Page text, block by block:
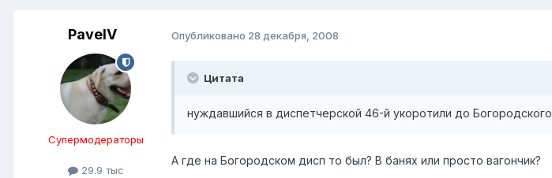
PavelV
Супермодераторы
29.9 тыс
Опубликовано 28 декабря, 2008
Цитата
нуждавшийся в диспетчерской 46-й укоротили до Богородского
А где на Богородском дисп то был? В банях или просто вагончик?